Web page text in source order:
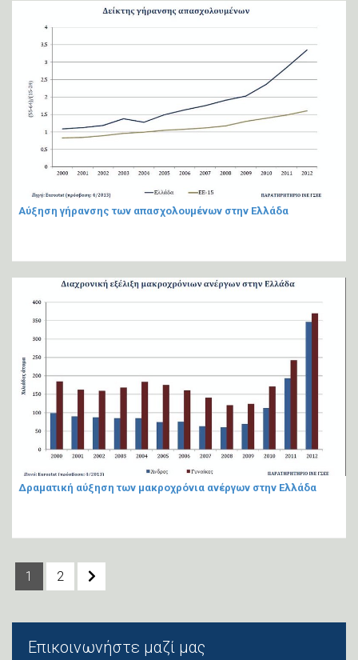
Αύξηση γήρανσης των απασχολουμένων στην Ελλάδα
Δραματική αύξηση των μακροχρόνια ανέργων στην Ελλάδα
1 2
Επικοινωνήστε μαζί μας